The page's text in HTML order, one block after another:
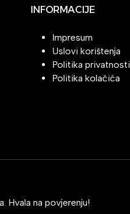
INFORMACIJE
Impresum
Uslovi korištenja
Politika privatnosti
Politika kolačića
Hvala na povjerenju!